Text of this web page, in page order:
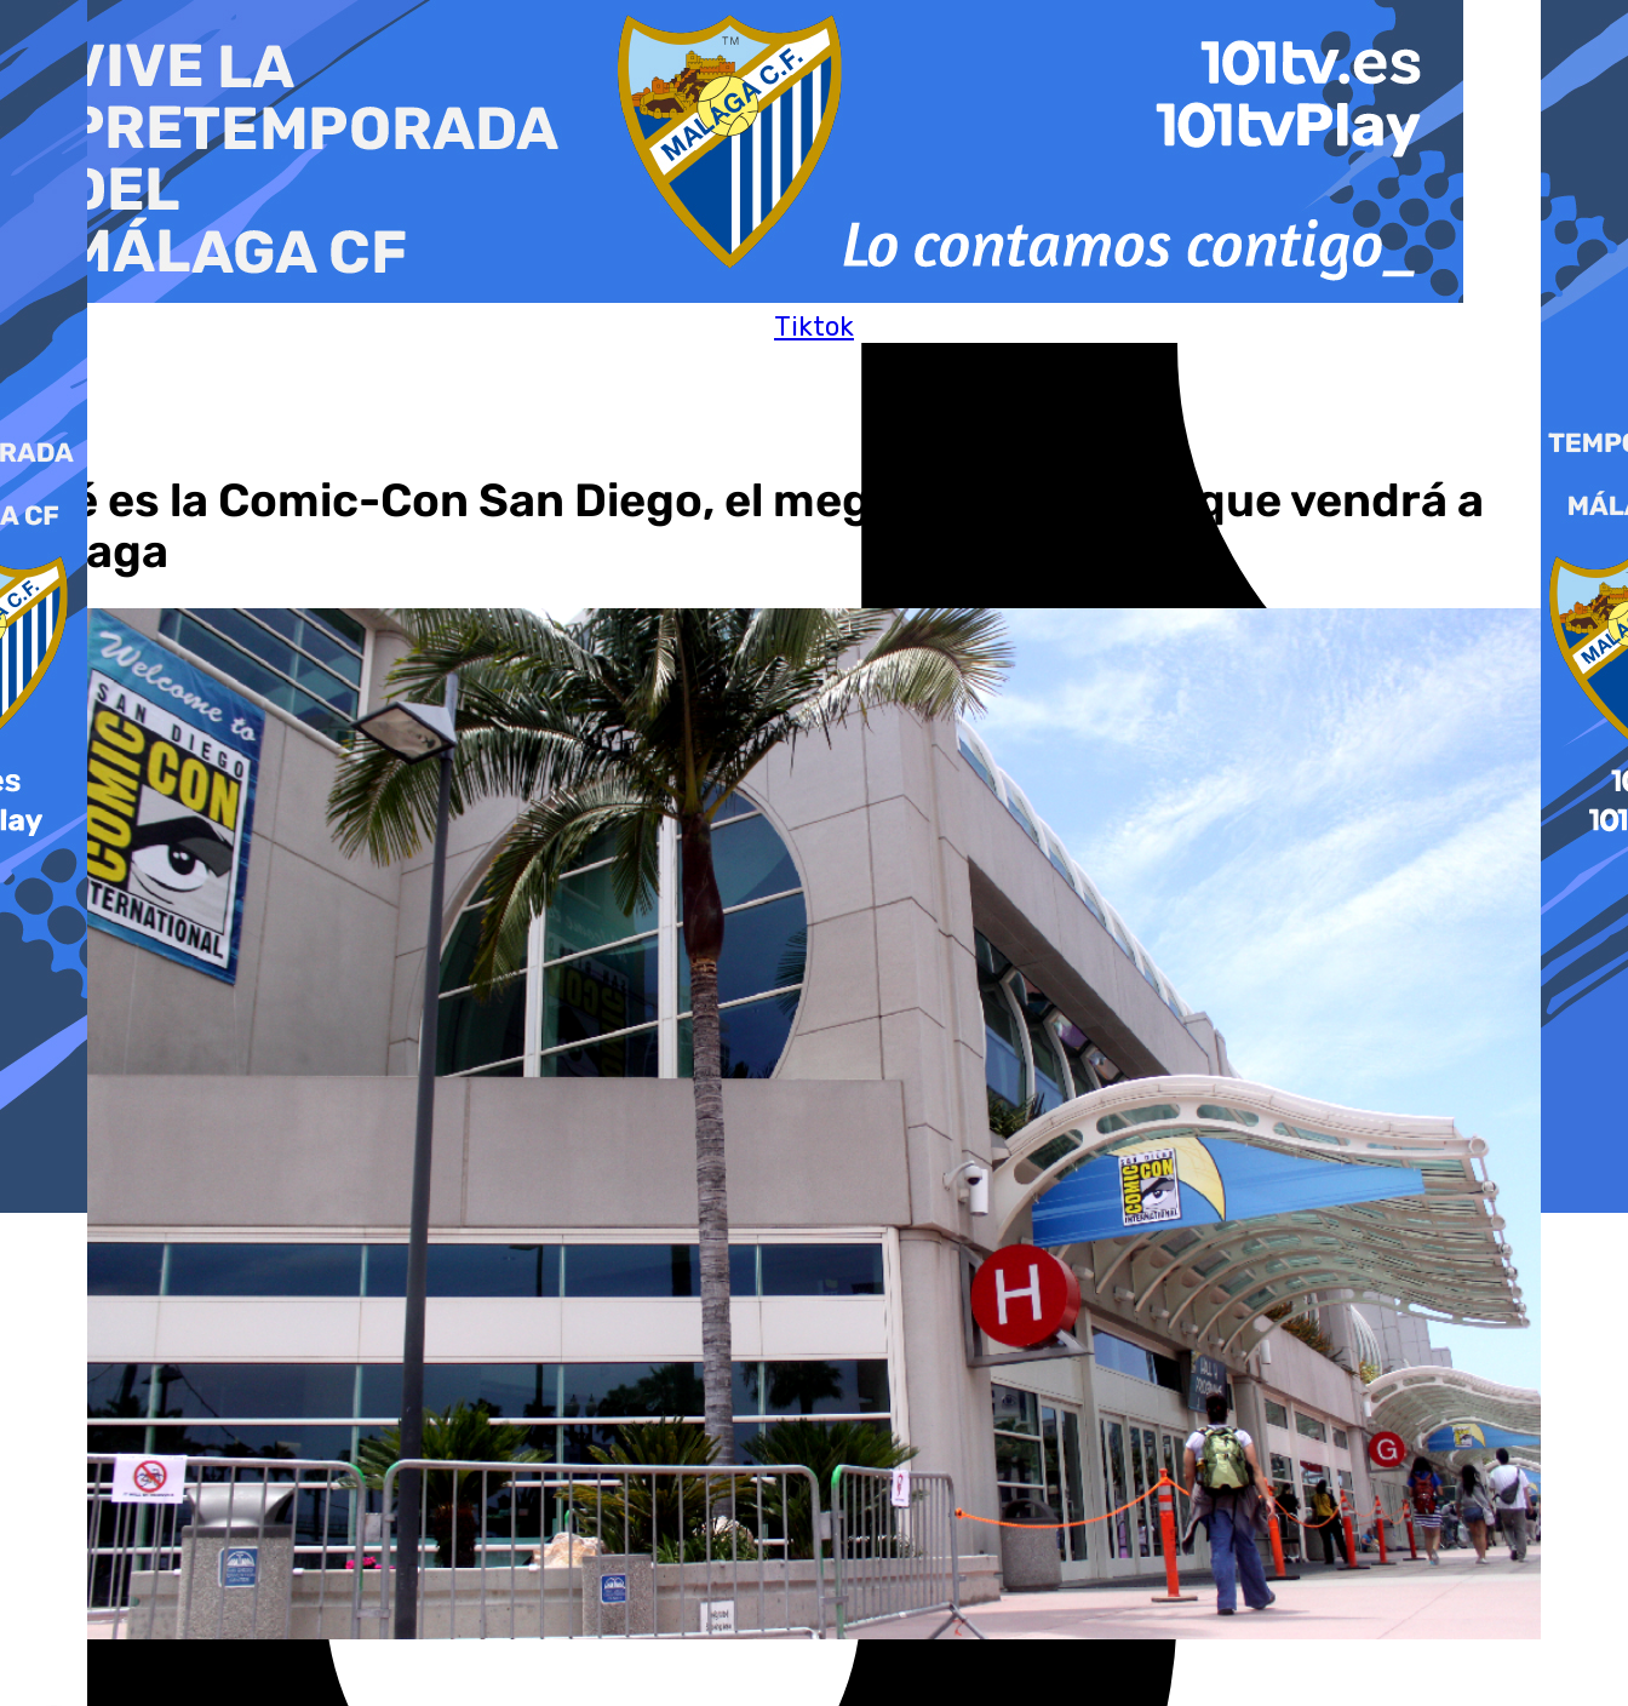
al
contenido
Tiktok
Qué es la Comic-Con San Diego, el mega evento ‘friki’ que vendrá a
Málaga